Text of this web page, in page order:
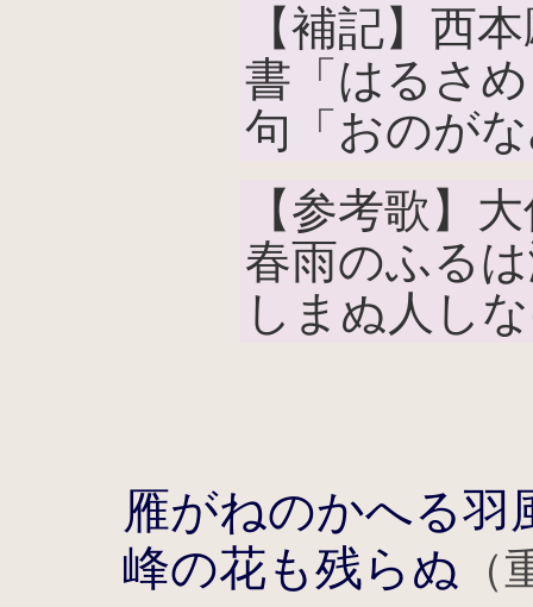
【補記】西
書「はるさ
句「おのが
【参考歌】
春雨のふる
しまぬ人し
雁がねのかへる羽
峰の花も残らぬ